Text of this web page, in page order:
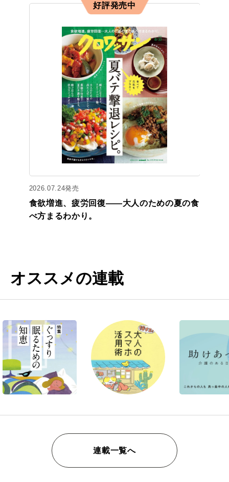
好評発売中
2026.07.24発売
食欲増進、疲労回復——大人のための夏の食
べ方まるわかり。
オススメの連載
連載一覧へ